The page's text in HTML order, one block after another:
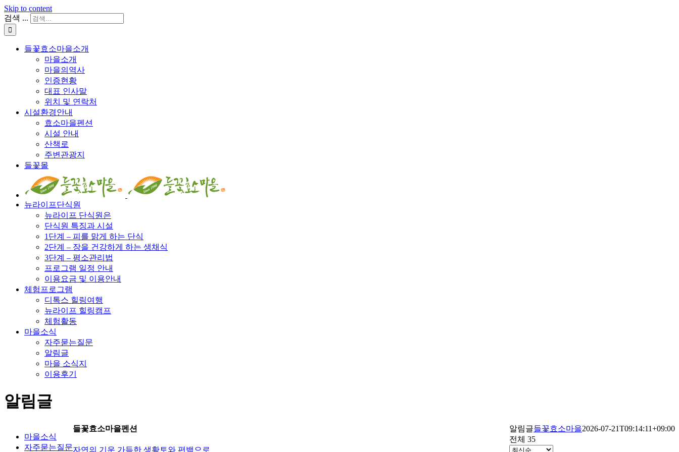
Skip to content
검색 ...
들꽃효소마을소개
마을소개
마을의역사
인증현황
대표 인사말
위치 및 연락처
시설환경안내
효소마을펜션
시설 안내
산책로
주변관광지
들꽃몰
뉴라이프단식원
뉴라이프 단식원은
단식원 특징과 시설
1단계 – 피를 맑게 하는 단식
2단계 – 장을 건강하게 하는 생채식
3단계 – 평소관리법
프로그램 일정 안내
이용요금 및 이용안내
체험프로그램
디톡스 힐링여행
뉴라이프 힐링캠프
체험활동
마을소식
자주묻는질문
알림글
마을 소식지
이용후기
알림글
알림글들꽃효소마을2026-07-21T09:14:11+09:00
전체 35
마을소식
자주묻는질문
들꽃효소마을펜션
자연의 기운 가득한 생황토와 편백으로